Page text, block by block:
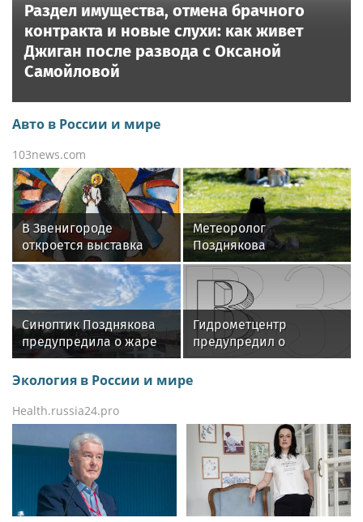
Раздел имущества, отмена брачного
контракта и новые слухи: как живет
Джиган после развода с Оксаной
Самойловой
Авто в России и мире
103news.com
В Звенигороде
откроется выставка
народного художника
России Евгения Зевина
Метеоролог
Позднякова
спрогнозировала жару
до +31 градуса в Москве
Синоптик Позднякова
предупредила о жаре
до +31 градуса в Москве
Гидрометцентр
предупредил о
наступающей на
Москву жаре
Экология в России и мире
Health.russia24.pro